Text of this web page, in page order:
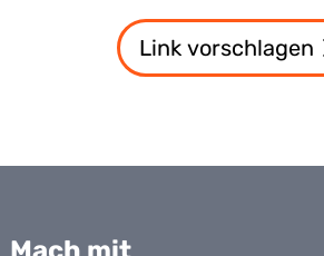
Link vorschlagen